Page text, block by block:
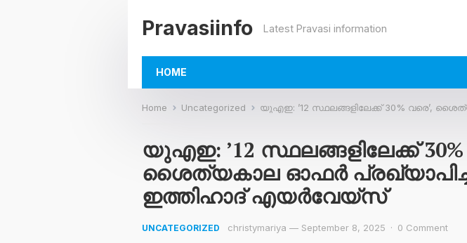
Pravasiinfo Latest Pravasi information
HOME
Home Uncategorized യുഎഇ: ’12 സ്ഥലങ്ങളിലേക്ക് 30% വരെ’, ശൈത്യകാല ഓഫര്‍
യുഎഇ: ’12 സ്ഥലങ്ങളിലേക്ക് 30%
ശൈത്യകാല ഓഫര്‍
ഇത്തിഹാദ് എയർവേയ്‌സ്
UNCATEGORIZED christymariya — September 8, 2025 · 0 Comment